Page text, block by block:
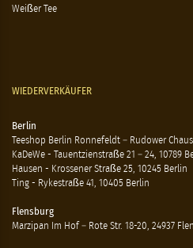
Weißer Tee
WIEDERVERKÄUFER
Berlin
Teeshop Berlin Ronnefeldt – Rudower
KaDeWe - Tauentzienstraße 21 – 24, 10789
Hausen - Krossener Straße 25, 10245 Berlin
Ting - Rykestraße 41, 10405 Berlin
Flensburg
Marzipan Im Hof – Rote Str. 18-20, 24937